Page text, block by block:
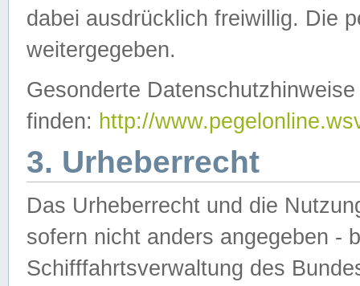
dabei ausdrücklich freiwillig. Die
weitergegeben.
Gesonderte
finden: http://
3. Urheberrecht
Das Urheberrecht und die
sofern nicht anders angegeben -
Schifffahrtsverwaltung des